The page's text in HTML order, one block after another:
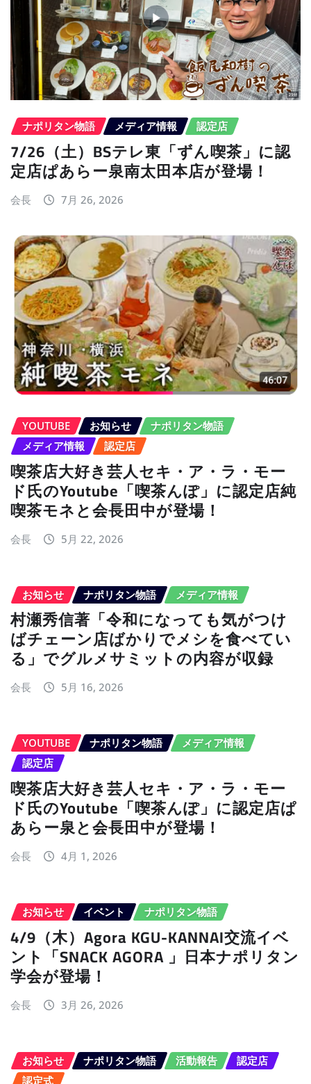
ナポリタン物語 メディア情報 認定店
7/26（土）BSテレ東「ずん喫茶」に認
定店ぱあらー泉南太田本店が登場！
会長 7月 26, 2026
YOUTUBE お知らせ
ナポリタン物語
メディア情報
認定店
喫茶店大好き芸人セキ・ア・ラ・モー
ド氏のYoutube「喫茶んぽ」に認定店純
喫茶モネと会長田中が登場！
会長 5月 22, 2026
お知らせ ナポリタン物語 メディア情報
村瀬秀信著「令和になっても気がつけ
ばチェーン店ばかりでメシを食べてい
る」でグルメサミットの内容が収録
会長 5月 16, 2026
YOUTUBE ナポリタン物語
メディア情報
認定店
喫茶店大好き芸人セキ・ア・ラ・モー
ド氏のYoutube「喫茶んぽ」に認定店ぱ
あらー泉と会長田中が登場！
会長 4月 1, 2026
お知らせ イベント ナポリタン物語
4/9（木）Agora KGU-KANNAI交流イベ
ント「SNACK AGORA 」日本ナポリタン
学会が登場！
会長 3月 26, 2026
お知らせ ナポリタン物語 活動報告
認定店
認定式